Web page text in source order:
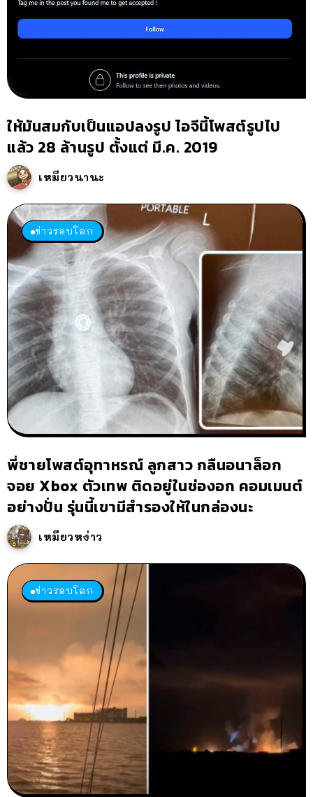
ให้มันสมกับเป็นแอปลงรูป ไอจีนี้โพสต์รูปไป
แล้ว 28 ล้านรูป ตั้งแต่ มี.ค. 2019
เหมียวนานะ
ข่าวรอบโลก
พี่ชายโพสต์อุทาหรณ์ ลูกสาว กลืนอนาล็อก
จอย Xbox ตัวเทพ ติดอยู่ในช่องอก คอมเมนต์
อย่างปั่น รุ่นนี้เขามีสำรองให้ในกล่องนะ
เหมียวหง่าว
ข่าวรอบโลก